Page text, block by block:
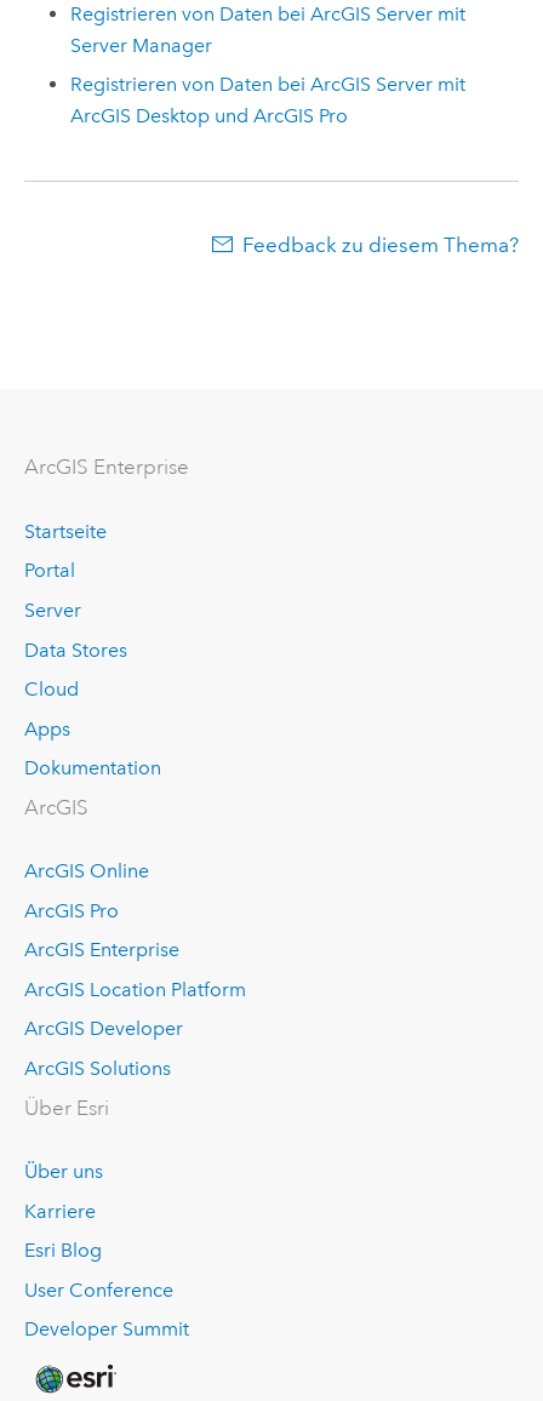
Registrieren von Daten beiArcGIS Server mit
Server Manager
Registrieren von Daten beiArcGIS Server mit
ArcGIS Desktop undArcGIS Pro
Feedback zu diesem Thema?
ArcGIS Enterprise
Startseite
Portal
Server
Data Stores
Cloud
Apps
Dokumentation
ArcGIS
ArcGIS Online
ArcGIS Pro
ArcGIS Enterprise
ArcGIS Location Platform
ArcGIS Developer
ArcGIS Solutions
Über Esri
Über uns
Karriere
Esri Blog
User Conference
Developer Summit